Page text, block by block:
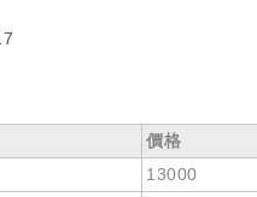
價格
13000